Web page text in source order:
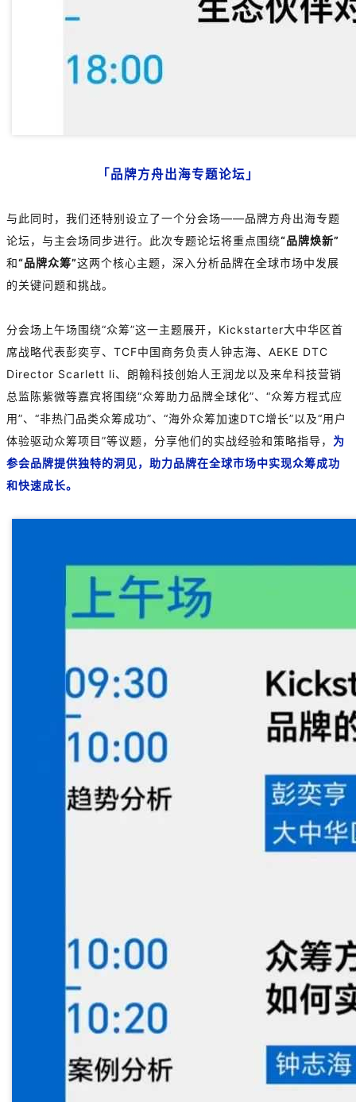
「品牌方舟出海专题论坛」
与此同时，我们还特别设立了一个分会场——品牌方舟出海专题
论坛，与主会场同步进行。 此次专题论坛将重点围绕“品牌焕新”
和“品牌众筹”这两个核心主题，深入分析品牌在全球市场中发展
的关键问题和挑战。
分会场上午场围绕“众筹”这一主题展开， Kickstarter大中华区首
席战略代表彭奕亨、TCF中国商务负责人钟志海、AEKE DTC
Director Scarlett li、朗翰科技创始人王润龙以及来牟科技营销
总监陈紫微等嘉宾将围绕“众筹助力品牌全球化”、“众筹方程式应
用”、“非热门品类众筹成功”、“海外众筹加速DTC增长”以及“用户
体验驱动众筹项目”等议题，分享他们的实战经验和策略指导， 为
参会品牌提供独特的洞见，助力品牌在全球市场中实现众筹成功
和快速成长。